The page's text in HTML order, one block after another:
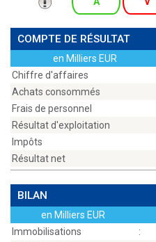
COMPTE DE RÉSULTAT
en Milliers EUR
Chiffre d'affaires
Achats consommés
Frais de personnel
Résultat d'exploitation
Impôts
Résultat net
BILAN
en Milliers EUR
Immobilisations
: